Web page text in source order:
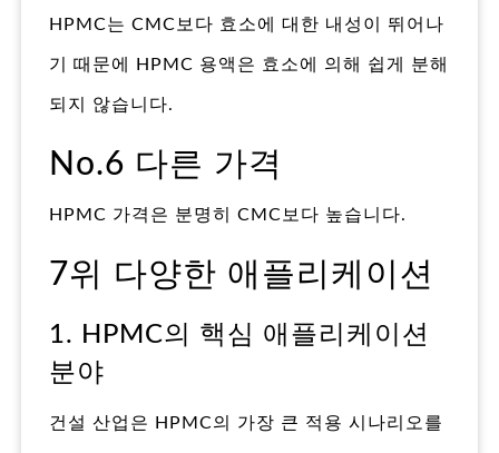
HPMC는 CMC보다 효소에 대한 내성이 뛰어나
기 때문에 HPMC 용액은 효소에 의해 쉽게 분해
되지 않습니다.
No.6 다른 가격
HPMC 가격은 분명히 CMC보다 높습니다.
7위 다양한 애플리케이션
1. HPMC의 핵심 애플리케이션
분야
건설 산업은 HPMC의 가장 큰 적용 시나리오를